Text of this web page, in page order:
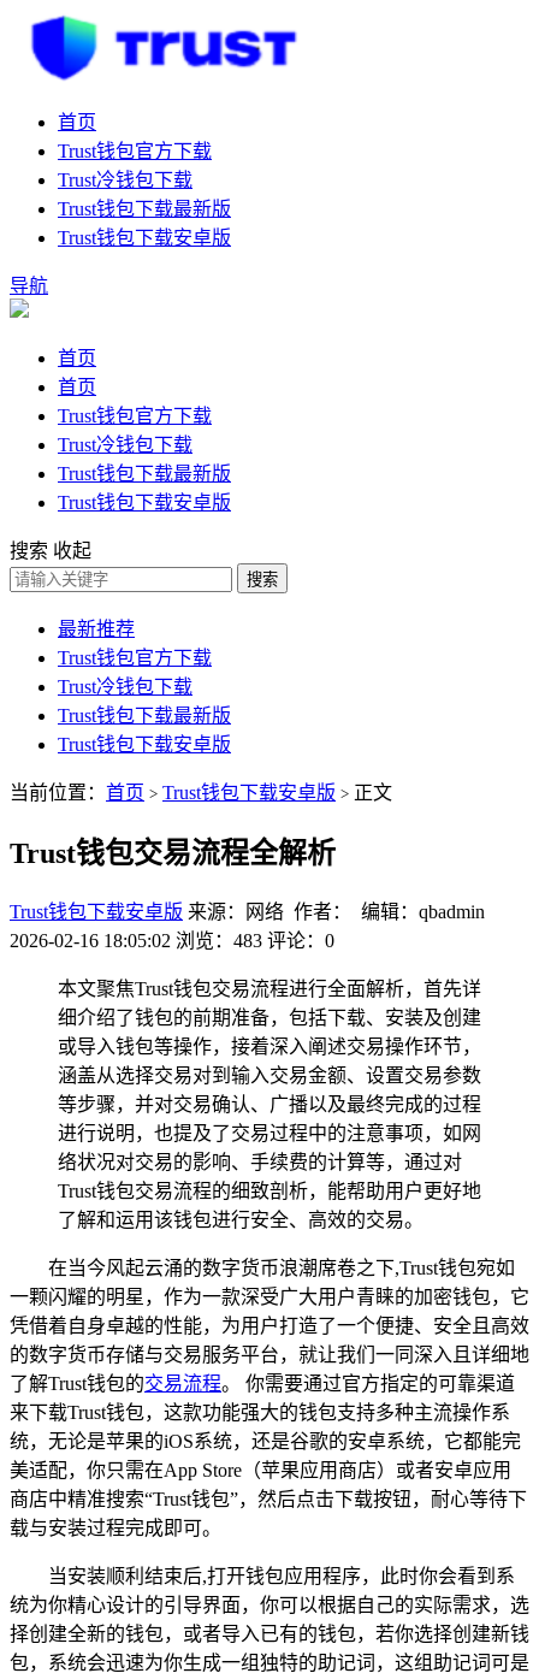
首页
Trust钱包官方下载
Trust冷钱包下载
Trust钱包下载最新版
Trust钱包下载安卓版
导航
首页
首页
Trust钱包官方下载
Trust冷钱包下载
Trust钱包下载最新版
Trust钱包下载安卓版
搜索 收起
搜索
最新推荐
Trust钱包官方下载
Trust冷钱包下载
Trust钱包下载最新版
Trust钱包下载安卓版
当前位置： 首页 > Trust钱包下载安卓版 > 正文
Trust钱包交易流程全解析
Trust钱包下载安卓版 来源：网络 作者： 编辑：qbadmin
2026-02-16 18:05:02 浏览：483 评论：0
本文聚焦Trust钱包交易流程进行全面解析，首先详
细介绍了钱包的前期准备，包括下载、安装及创建
或导入钱包等操作，接着深入阐述交易操作环节，
涵盖从选择交易对到输入交易金额、设置交易参数
等步骤，并对交易确认、广播以及最终完成的过程
进行说明，也提及了交易过程中的注意事项，如网
络状况对交易的影响、手续费的计算等，通过对
Trust钱包交易流程的细致剖析，能帮助用户更好地
了解和运用该钱包进行安全、高效的交易。
在当今风起云涌的数字货币浪潮席卷之下,Trust钱包宛如
一颗闪耀的明星，作为一款深受广大用户青睐的加密钱包，它
凭借着自身卓越的性能，为用户打造了一个便捷、安全且高效
的数字货币存储与交易服务平台，就让我们一同深入且详细地
了解Trust钱包的交易流程。 你需要通过官方指定的可靠渠道
来下载Trust钱包，这款功能强大的钱包支持多种主流操作系
统，无论是苹果的iOS系统，还是谷歌的安卓系统，它都能完
美适配，你只需在App Store（苹果应用商店）或者安卓应用
商店中精准搜索“Trust钱包”，然后点击下载按钮，耐心等待下
载与安装过程完成即可。
当安装顺利结束后,打开钱包应用程序，此时你会看到系
统为你精心设计的引导界面，你可以根据自己的实际需求，选
择创建全新的钱包，或者导入已有的钱包，若你选择创建新钱
包，系统会迅速为你生成一组独特的助记词，这组助记词可是